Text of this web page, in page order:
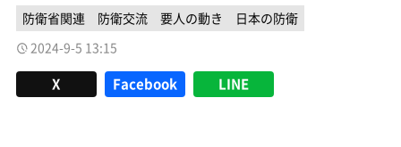
防衛省関連 防衛交流 要人の動き
日本の防衛
2024-9-5 13:15
X Facebook LINE